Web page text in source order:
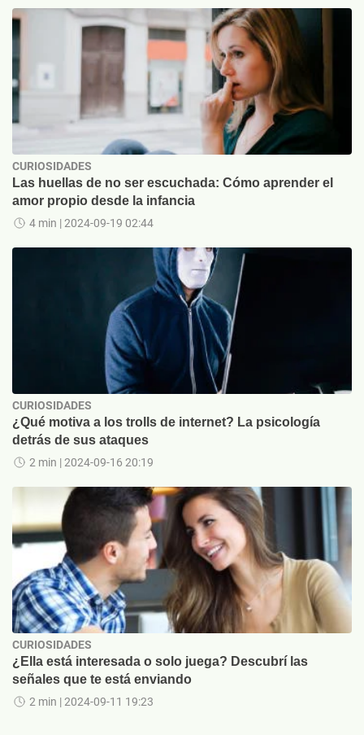
CURIOSIDADES
Las huellas de no ser escuchada: Cómo aprender el
amor propio desde la infancia
4 min | 2024-09-19 02:44
CURIOSIDADES
¿Qué motiva a los trolls de internet? La psicología
detrás de sus ataques
2 min | 2024-09-16 20:19
CURIOSIDADES
¿Ella está interesada o solo juega? Descubrí las
señales que te está enviando
2 min | 2024-09-11 19:23